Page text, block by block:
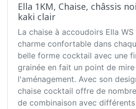
Ella 1KM, Chaise, châssis
kaki clair
La chaise à accoudoirs Ella
charme confortable dans
belle forme cocktail avec une
grainée en fait un point de
l'aménagement. Avec son
chaise cocktail offre de
de combinaison avec